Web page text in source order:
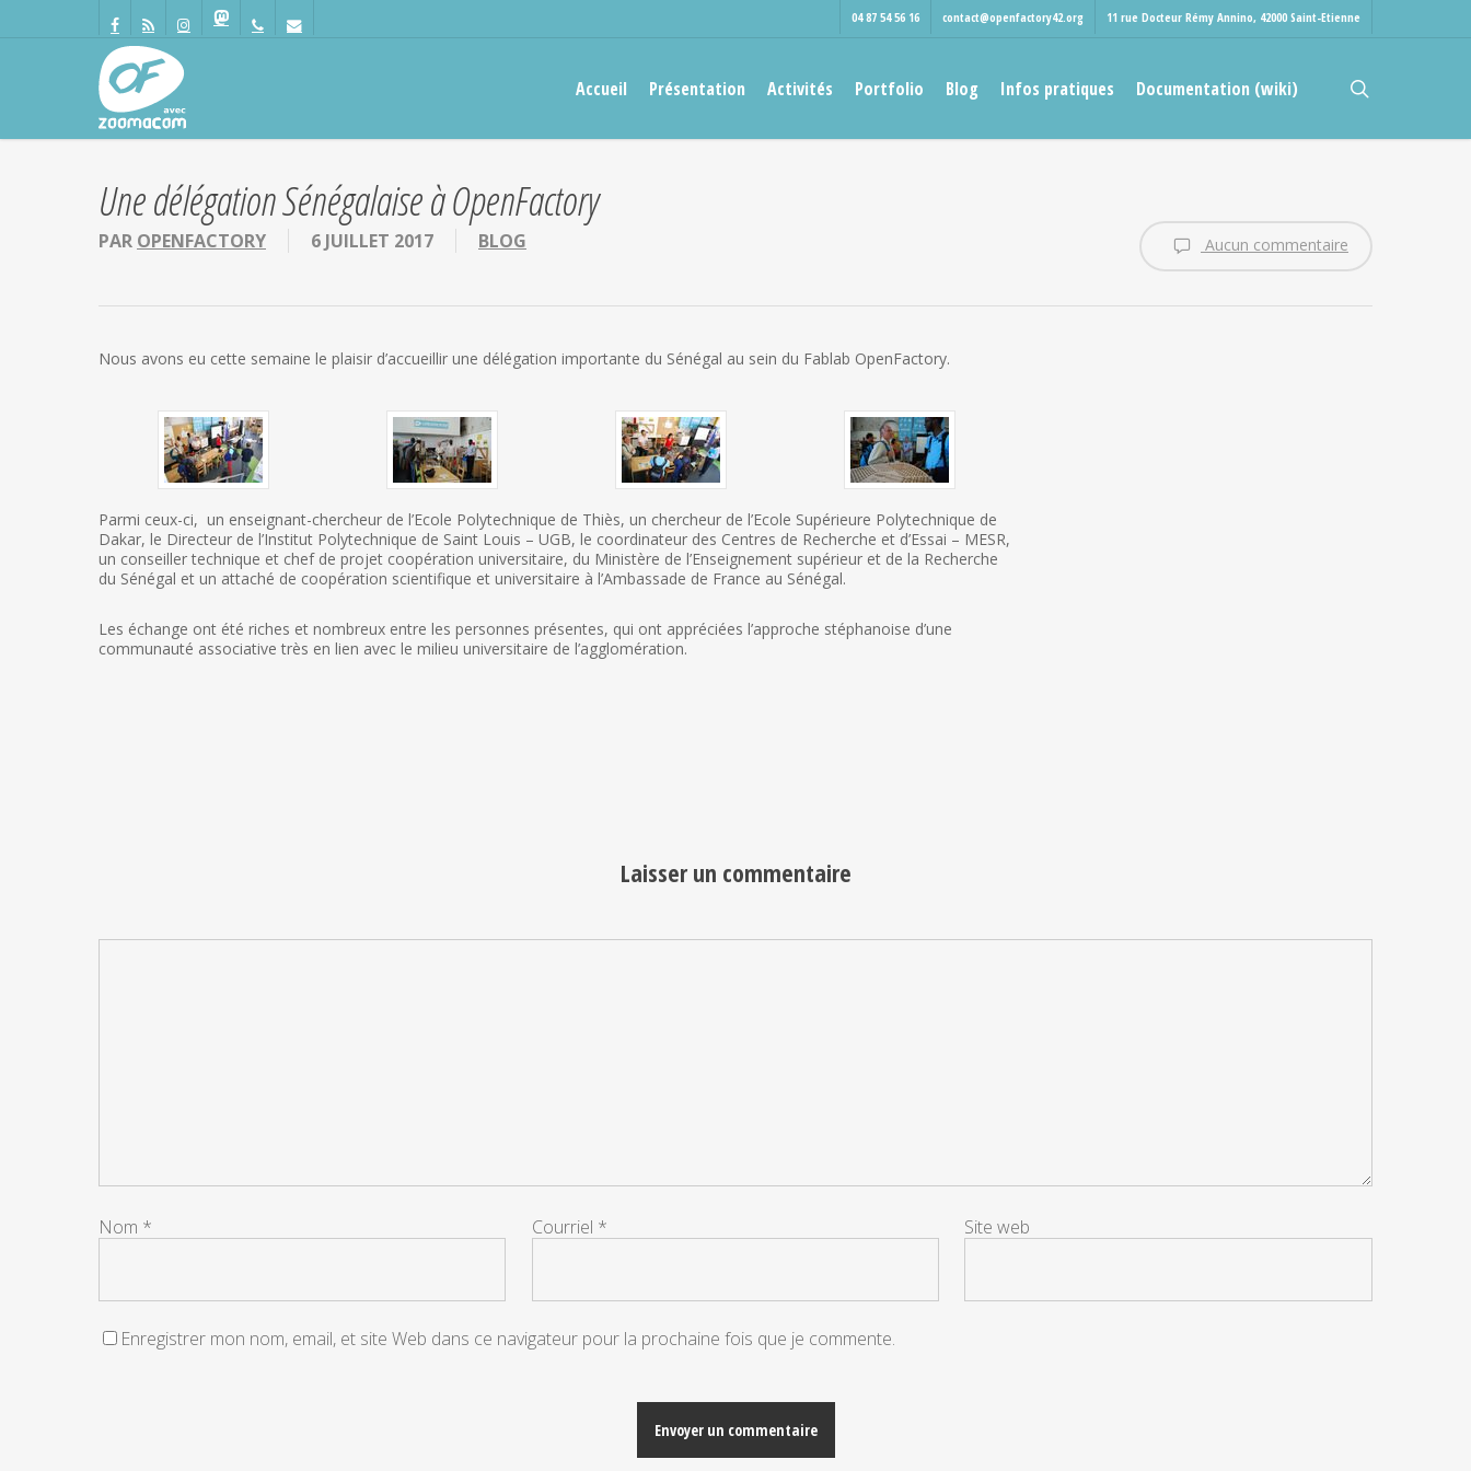
Panneau de gestion des cookies
facebook
RSS instagrammastodonphone email
04 87 54 56 16 contact@openfactory42.org 11 rue Docteur Rémy Annino, 42000 Saint-Etienne
Accueil Présentation Activités Portfolio Blog Infos pratiques Documentation (wiki)
Une délégation Sénégalaise à OpenFactory
PAR OPENFACTORY 6 JUILLET 2017 BLOG Aucun commentaire
Nous avons eu cette semaine le plaisir d’accueillir une délégation importante du Sénégal au sein du Fablab OpenFactory.
Parmi ceux-ci, un enseignant-chercheur de l’Ecole Polytechnique de Thiès, un chercheur de l’Ecole Supérieure Polytechnique de
Dakar, le Directeur de l’Institut Polytechnique de Saint Louis – UGB, le coordinateur des Centres de Recherche et d’Essai – MESR,
un conseiller technique et chef de projet coopération universitaire, du Ministère de l’Enseignement supérieur et de la Recherche
du Sénégal et un attaché de coopération scientifique et universitaire à l’Ambassade de France au Sénégal.
Les échange ont été riches et nombreux entre les personnes présentes, qui ont appréciées l’approche stéphanoise d’une
communauté associative très en lien avec le milieu universitaire de l’agglomération.
Laisser un commentaire
Nom * Courriel * Site web
Enregistrer mon nom, email, et site Web dans ce navigateur pour la prochaine fois que je commente.